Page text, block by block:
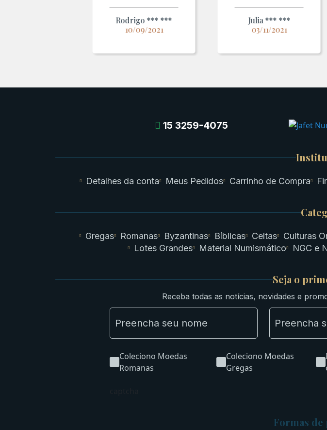
Rodrigo *** ***
10/09/2021
Julia *** ***
03/11/2021
15 3259-4075
Detalhes da conta Meus Pedidos Carrinho de Compra
Gregas Romanas Byzantinas Bíblicas Celtas Culturas
Lotes Grandes
Material Numismático NGC e
Seja o
Receba todas as notícias, novidades e
Coleciono Moedas
Romanas
Coleciono Moedas
Gregas
Formas de